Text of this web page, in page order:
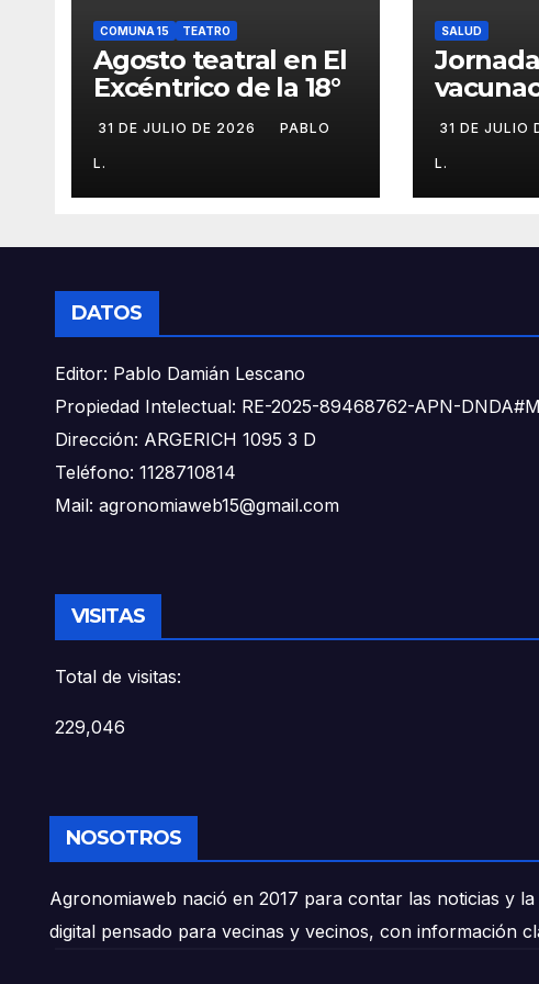
COMUNA 15 TEATRO
Agosto teatral en El
Excéntrico de la 18°
31 DE JULIO DE 2026 PABLO
L.
SALUD
bucal
31 DE JULIO
L.
DATOS
Editor: Pablo Damián Lescano
Propiedad Intelectual: RE-2025-89468762-APN-
Dirección: ARGERICH 1095 3 D
Teléfono: 1128710814
Mail: agronomiaweb15@gmail.com
VISITAS
Total de visitas:
229,046
NOSOTROS
Agronomiaweb nació en 2017 para contar las noticias y
digital pensado para vecinas y vecinos, con información